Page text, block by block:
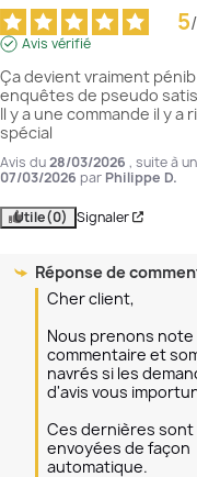
5/
Avis vérifié
Ça devient vraiment
enquêtes de pseudo
Il y a une commande il y a
spécial
Avis du28/03/2026 , suite à
07/03/2026 par Philippe D.
Utile(0) Signaler
Réponse de
Cher client,
Nous prenons
commentaire et
navrés si les
d'avis vous
Ces dernières sont
envoyées de façon
automatique.